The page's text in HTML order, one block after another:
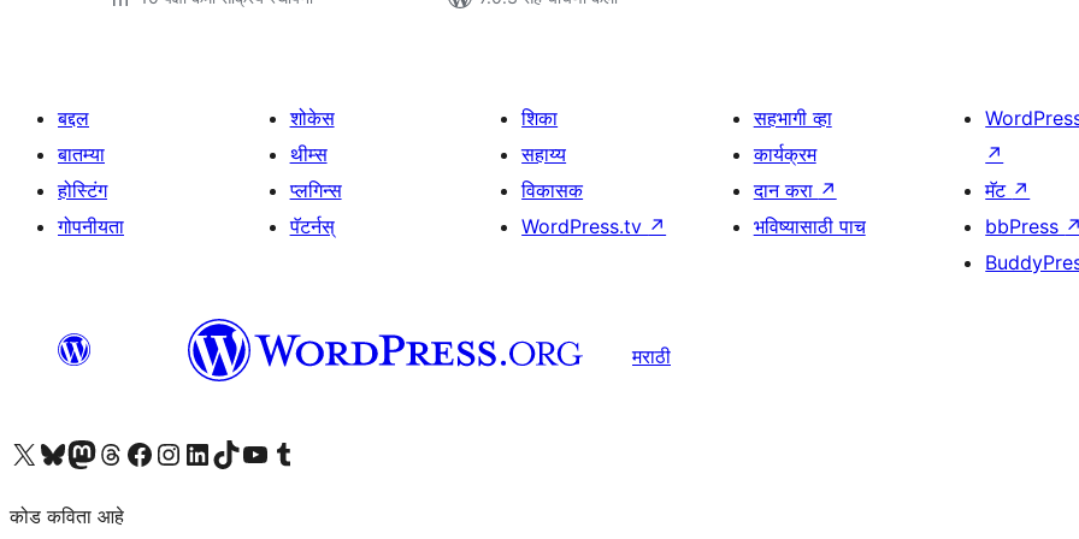
बद्दल
बातम्या
होस्टिंग
गोपनीयता
शोकेस
थीम्स
प्लगिन्स
पॅटर्नस्
शिका
सहाय्य
विकासक
WordPress.tv ↗
सहभागी व्हा
कार्यक्रम
दान करा ↗
भविष्यासाठी पाच
↗
मॅट ↗
bbPress ↗
मराठी
आमच्या X (एक्स) (पूर्वीचे ट्विटर) खात्याला भेट द्या आमच्या ब्लूस्की खात्याला भेट द्या.आमच्या Mastodon खात्याला भेट द्या.आमच्या थ्रेड्स खात्याला भेट द्या. आमच्या फेसबुक पेजला भेट द्या आमच्या इंस्टाग्राम खात्याला भेट द्या आमच्या लिंक्डइन खात्याला भेट द्या आमच्या टिकटॉक अकाउंटला भेट द्या.आमच्या यूट्यूब चॅनेलला भेट द्या आमच्या टंबलर खात्याला भेट द्या.
कोड कविता आहे